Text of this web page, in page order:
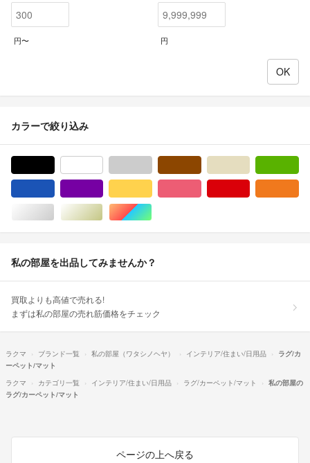
円〜 円
カラーで絞り込み
シルバー/銀色系ゴールド/金色系マルチカラー
私の部屋を出品してみませんか？
買取よりも高値で売れる!
まずは私の部屋の売れ筋価格をチェック
ラクマ ブランド一覧 私の部屋（ワタシノヘヤ） インテリア/住まい/日用品
ラグ/カ
ーペット/マット
ラクマ
カテゴリ一覧 インテリア/住まい/日用品 ラグ/カーペット/マット
私の部屋の
ラグ/カーペット/マット
ページの上へ戻る